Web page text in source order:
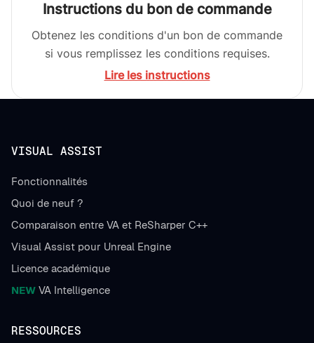
Instructions du bon de commande
Obtenez les conditions d'un bon de commande
si vous remplissez les conditions requises.
Lire les instructions
VISUAL ASSIST
Fonctionnalités
Quoi de neuf ?
Comparaison entre VA et ReSharper C++
Visual Assist pour Unreal Engine
Licence académique
NEW VA Intelligence
RESSOURCES